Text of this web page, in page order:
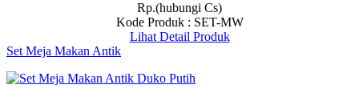
Rp.(hubungi Cs)
Kode Produk : SET-MW
Lihat Detail Produk
Set Meja Makan Antik